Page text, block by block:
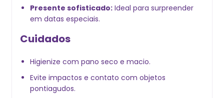
Presente sofisticado: Ideal para surpreender
em datas especiais.
Cuidados
Higienize com pano seco e macio.
Evite impactos e contato com objetos
pontiagudos.